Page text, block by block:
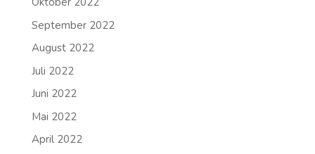
September 2022
August 2022
Juli 2022
Juni 2022
Mai 2022
April 2022